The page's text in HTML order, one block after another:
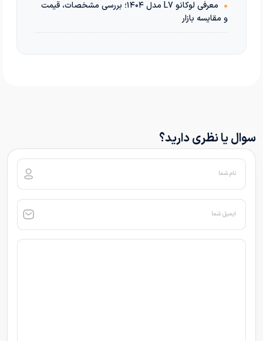
•
معرفی لوکانو L7 مدل ۱۴۰۴؛ بررسی مشخصات، قیمت
و مقایسه بازار
سوال یا نظری دارید؟
نام شما
ایمیل شما